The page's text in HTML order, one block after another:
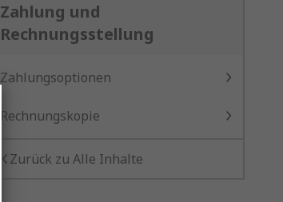
Zahlung und
Rechnungsstellung
Zahlungsoptionen
Rechnungskopie
Zurück zu Alle Inhalte